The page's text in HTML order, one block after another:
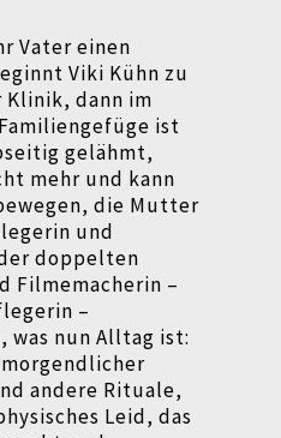
Vater einen
Viki Kühn zu
dann im
ist
gelähmt,
mehr und kann
die Mutter
und
doppelten
Filmemacherin –
–
nun Alltag ist:
andere Rituale,
Leid, das